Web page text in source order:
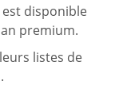
disponible
premium.
listes de